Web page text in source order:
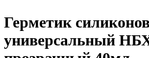
Герметик
универсальный